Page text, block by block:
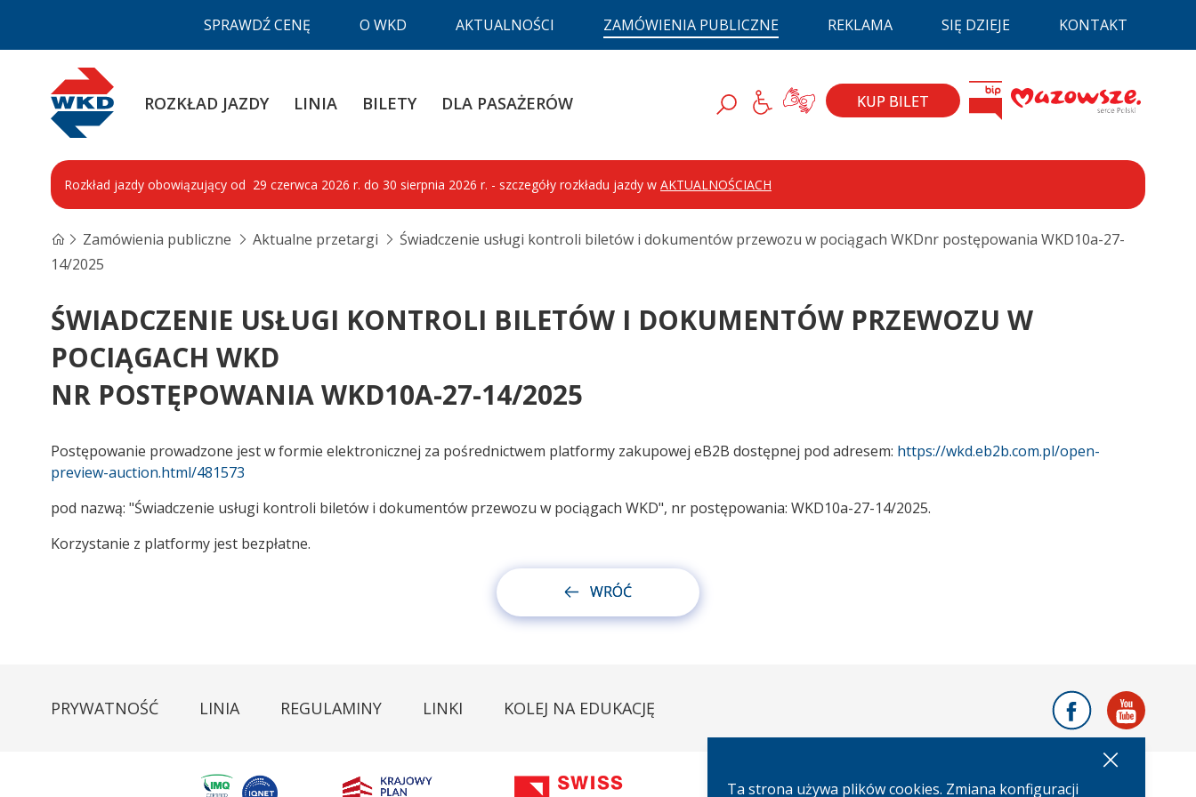
SPRAWDŹ CENĘ O WKD AKTUALNOŚCI ZAMÓWIENIA PUBLICZNE REKLAMA SIĘ DZIEJE KONTAKT
WKD
ROZKŁAD JAZDY LINIA BILETY DLA PASAŻERÓW Szukaj Dla
Język migowyKUP BILET
BIP Mazovia
Rozkład jazdy obowiązujący od 29 czerwca 2026 r. do 30 sierpnia 2026 r. - szczegóły rozkładu jazdy w AKTUALNOŚCIACH
Zamówienia publiczne Aktualne przetargi
Świadczenie usługi kontroli biletów i dokumentów przewozu w pociągach WKDnr postępowania WKD10a-27-
14/2025
ŚWIADCZENIE USŁUGI KONTROLI BILETÓW I DOKUMENTÓW PRZEWOZU W
POCIĄGACH WKD
NR POSTĘPOWANIA WKD10A-27-14/2025
Postępowanie prowadzone jest w formie elektronicznej za pośrednictwem platformy zakupowej eB2B dostępnej pod adresem: https://wkd.eb2b.com.pl/open-
preview-auction.html/481573
pod nazwą: "Świadczenie usługi kontroli biletów i dokumentów przewozu w pociągach WKD", nr postępowania: WKD10a-27-14/2025.
Korzystanie z platformy jest bezpłatne.
WRÓĆ
PRYWATNOŚĆ LINIA REGULAMINY LINKI KOLEJ NA EDUKACJĘ Facebook
Ta strona używa plików cookies. Zmiana konfiguracji